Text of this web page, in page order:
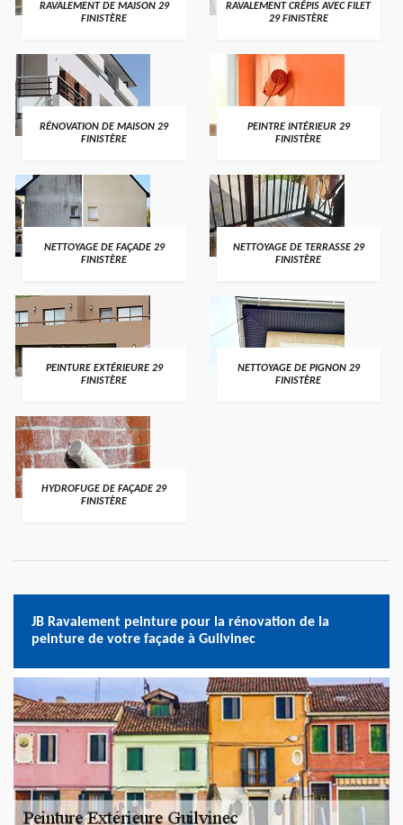
RAVALEMENT DE MAISON 29
FINISTÈRE
RAVALEMENT CRÉPIS AVEC FILET
29 FINISTÈRE
RÉNOVATION DE MAISON 29
FINISTÈRE
PEINTRE INTÉRIEUR 29
FINISTÈRE
NETTOYAGE DE FAÇADE 29
FINISTÈRE
NETTOYAGE DE TERRASSE 29
FINISTÈRE
PEINTURE EXTÉRIEURE 29
FINISTÈRE
NETTOYAGE DE PIGNON 29
FINISTÈRE
HYDROFUGE DE FAÇADE 29
FINISTÈRE
JB Ravalement peinture pour la rénovation de la
peinture de votre façade à Guilvinec